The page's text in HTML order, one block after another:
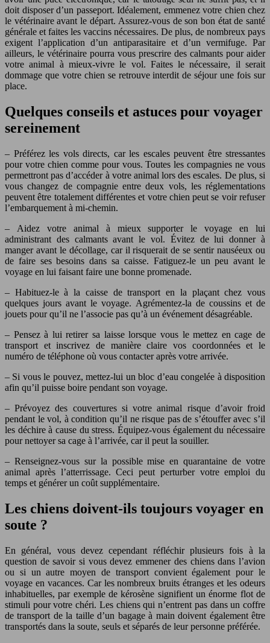
doit disposer d’un passeport. Idéalement, emmenez votre chien chez
le vétérinaire avant le départ. Assurez-vous de son bon état de santé
générale et faites les vaccins nécessaires. De plus, de nombreux pays
exigent l’application d’un antiparasitaire et d’un vermifuge. Par
ailleurs, le vétérinaire pourra vous prescrire des calmants pour aider
votre animal à mieux-vivre le vol. Faites le nécessaire, il serait
dommage que votre chien se retrouve interdit de séjour une fois sur
place.
Quelques conseils et astuces pour voyager
sereinement
– Préférez les vols directs, car les escales peuvent être stressantes
pour votre chien comme pour vous. Toutes les compagnies ne vous
permettront pas d’accéder à votre animal lors des escales. De plus, si
vous changez de compagnie entre deux vols, les réglementations
peuvent être totalement différentes et votre chien peut se voir refuser
l’embarquement à mi-chemin.
– Aidez votre animal à mieux supporter le voyage en lui
administrant des calmants avant le vol. Évitez de lui donner à
manger avant le décollage, car il risquerait de se sentir nauséeux ou
de faire ses besoins dans sa caisse. Fatiguez-le un peu avant le
voyage en lui faisant faire une bonne promenade.
– Habituez-le à la caisse de transport en la plaçant chez vous
quelques jours avant le voyage. Agrémentez-la de coussins et de
jouets pour qu’il ne l’associe pas qu’à un événement désagréable.
– Pensez à lui retirer sa laisse lorsque vous le mettez en cage de
transport et inscrivez de manière claire vos coordonnées et le
numéro de téléphone où vous contacter après votre arrivée.
– Si vous le pouvez, mettez-lui un bloc d’eau congelée à disposition
afin qu’il puisse boire pendant son voyage.
– Prévoyez des couvertures si votre animal risque d’avoir froid
pendant le vol, à condition qu’il ne risque pas de s’étouffer avec s’il
les déchire à cause du stress. Équipez-vous également du nécessaire
pour nettoyer sa cage à l’arrivée, car il peut la souiller.
– Renseignez-vous sur la possible mise en quarantaine de votre
animal après l’atterrissage. Ceci peut perturber votre emploi du
temps et générer un coût supplémentaire.
Les chiens doivent-ils toujours voyager en
soute ?
En général, vous devez cependant réfléchir plusieurs fois à la
question de savoir si vous devez emmener des chiens dans l’avion
ou si un autre moyen de transport convient également pour le
voyage en vacances. Car les nombreux bruits étranges et les odeurs
inhabituelles, par exemple de kérosène signifient un énorme flot de
stimuli pour votre chéri. Les chiens qui n’entrent pas dans un coffre
de transport de la taille d’un bagage à main doivent également être
transportés dans la soute, seuls et séparés de leur personne préférée.